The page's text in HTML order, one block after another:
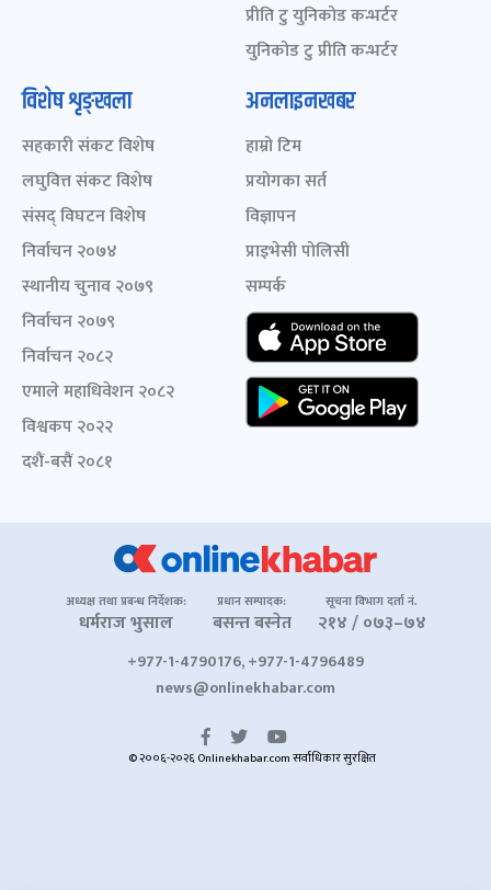
प्रीति टु युनिकोड कन्भर्टर
युनिकोड टु प्रीति कन्भर्टर
विशेष शृङ्खला
सहकारी संकट विशेष
लघुवित्त संकट विशेष
संसद् विघटन विशेष
निर्वाचन २०७४
स्थानीय चुनाव २०७९
निर्वाचन २०७९
निर्वाचन २०८२
एमाले महाधिवेशन २०८२
विश्वकप २०२२
दशैं-बसैं २०८१
अनलाइनखबर
हाम्रो टिम
प्रयोगका सर्त
विज्ञापन
प्राइभेसी पोलिसी
सम्पर्क
अध्यक्ष तथा प्रबन्ध निर्देशक:
धर्मराज भुसाल
प्रधान सम्पादक:
बसन्त बस्नेत
सूचना विभाग दर्ता नं.
२१४ / ०७३–७४
+977-1-4790176, +977-1-4796489
news@onlinekhabar.com
© २००६-२०२६ Onlinekhabar.com सर्वाधिकार सुरक्षित